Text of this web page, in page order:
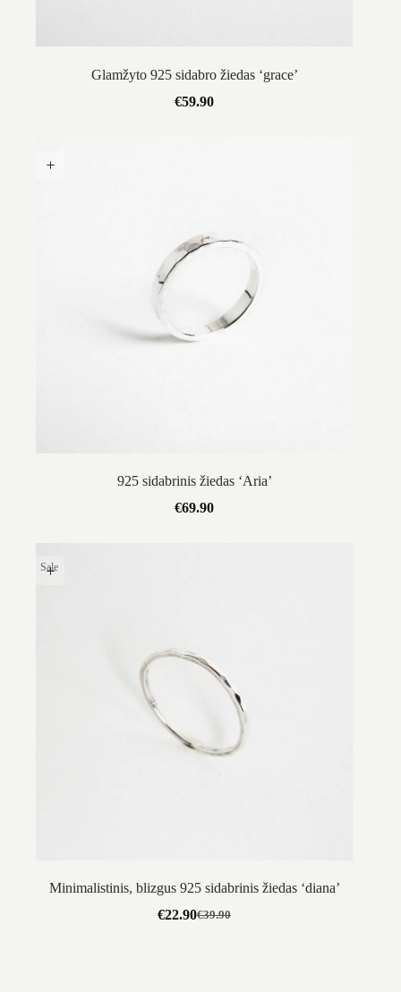
Glamžyto 925 sidabro žiedas ‘grace’
€59.90
925 sidabrinis žiedas ‘Aria’
€69.90
Sale
Minimalistinis, blizgus 925 sidabrinis žiedas ‘diana’
€39.90
Original
€22.90Current